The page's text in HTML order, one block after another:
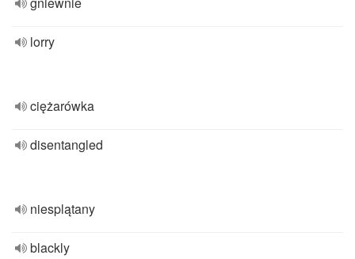
lorry
ciężarówka
disentangled
niesplątany
blackly